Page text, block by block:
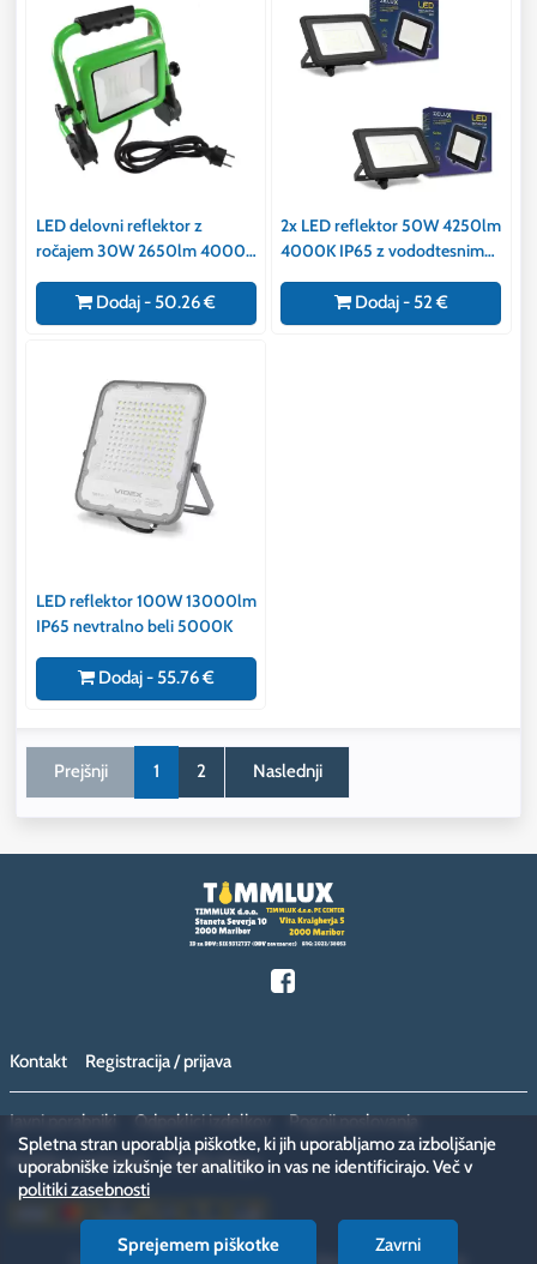
LED delovni reflektor z
ročajem 30W 2650lm 4000K
stikalomDodaj - 50.26 €
2x LED reflektor 50W 4250lm
4000K IP65 z vododtesnim
Dodaj - 52 €
LED reflektor 100W 13000lm
IP65 nevtralno beli 5000K
Dodaj - 55.76 €
Prejšnji 1 2 Naslednji
Spletna stran uporablja piškotke, ki jih uporabljamo za izboljšanje
uporabniške izkušnje ter analitiko in vas ne identificirajo. Več v
politiki zasebnosti
Sprejemem piškotke Zavrni
Kontakt Registracija / prijava
Javni porabniki Odpoklici izdelkov
Pogoji poslovanja
Politika zasebnosti
Vračilo blaga